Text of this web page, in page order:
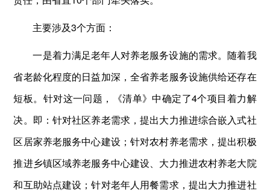
主要涉及3个方面：
一是着力满足老年人对养老服务设施的需求。随着我
省老龄化程度的日益加深，全省养老服务设施供给还存在
短板。针对这一问题，《清单》中确定了4个项目着力解
决。即：针对社区养老需求，提出大力推进综合嵌入式社
区居家养老服务中心建设；针对农村养老需求，提出积极
推进乡镇区域养老服务中心建设、大力推进农村养老大院
和互助站点建设；针对老年人用餐需求，提出大力推进社